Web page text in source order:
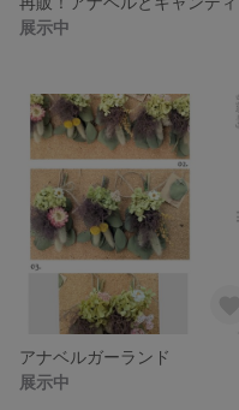
展示中
アナベルガーランド
展示中